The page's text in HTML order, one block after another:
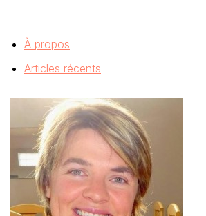
À propos
Articles récents